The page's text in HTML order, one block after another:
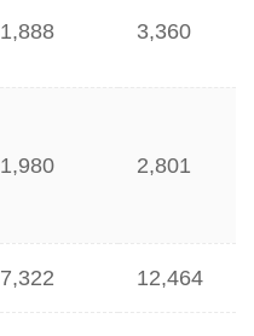
1,888 3,360
1,980 2,801
7,322 12,464